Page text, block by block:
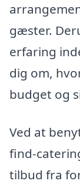
gæster.
erfaring
dig om,
budget og
Ved at
find-
tilbud fra